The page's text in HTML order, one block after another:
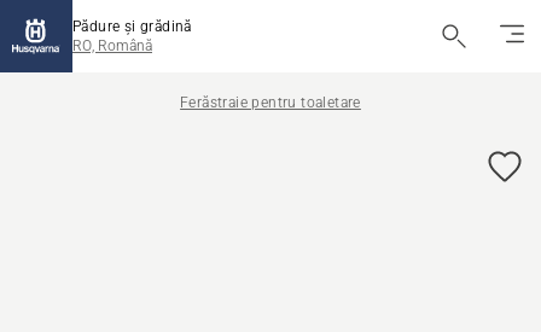
Pădure și grădină
RO, Română
Ferăstraie pentru toaletare